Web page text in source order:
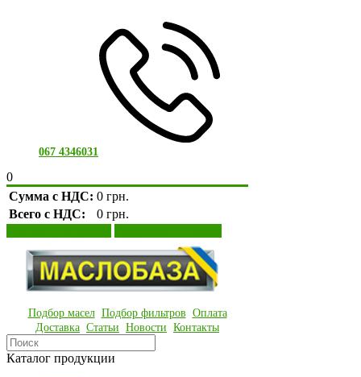
067 4346031
0
Сумма с НДС: 0 грн.
Всего с НДС:
0 грн.
Подбор масел Подбор фильтров Оплата
Доставка Статьи Новости Контакты
Каталог продукции